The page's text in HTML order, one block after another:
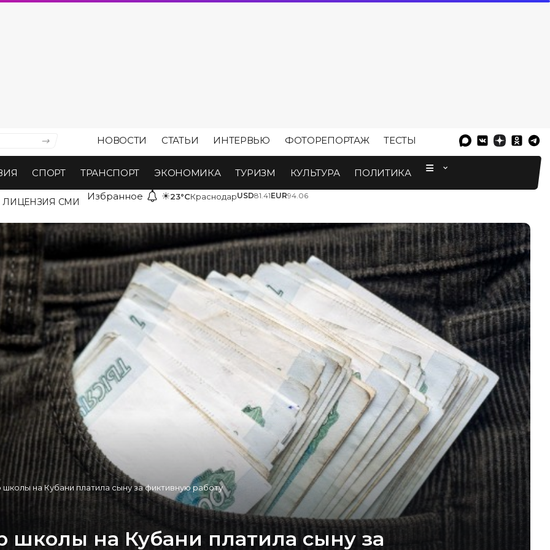
НОВОСТИ СТАТЬИ ИНТЕРВЬЮ ФОТОРЕПОРТАЖ ТЕСТЫ
СПОРТ ТРАНСПОРТ ЭКОНОМИКА ТУРИЗМ КУЛЬТУРА ПОЛИТИКА
ЛИЦЕНЗИЯ СМИ Избранное ☀23°CКраснодарUSD81.41EUR94.06
школы на Кубани платила сыну за фиктивную работу
школы на Кубани платила сыну за